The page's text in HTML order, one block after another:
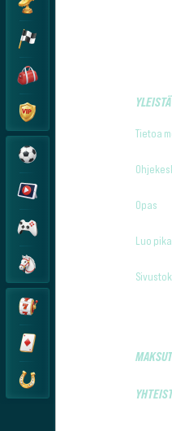
Tietoa
Opas
Luo
MAKSUT